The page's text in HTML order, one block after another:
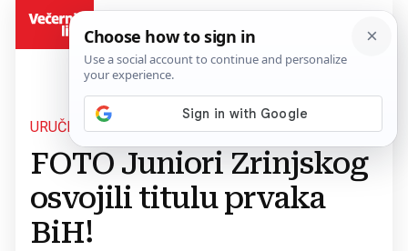
URUČEN IM PEHAR
FOTO Juniori Zrinjskog
osvojili titulu prvaka
BiH!